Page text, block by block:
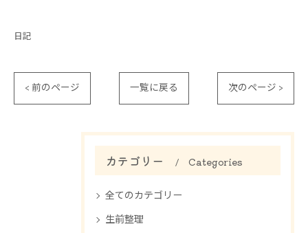
日記
< 前のページ 一覧に戻る 次のページ >
カテゴリー Categories
全てのカテゴリー
生前整理